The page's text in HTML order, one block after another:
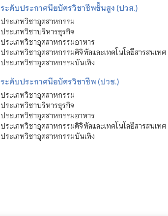
ระดับประกาศนียบัตรวิชาชีพชั้นสูง (ปวส.)
ประเภทวิชาอุตสาหกรรม
ประเภทวิชาบริหารธุรกิจ
ประเภทวิชาอุตสาหกรรมอาหาร
ประเภทวิชาอุตสาหกรรมดิจิทัลและเทคโนโลยีสารสนเทศ
ประเภทวิชาอุตสาหกรรมบันเทิง
ระดับประกาศนียบัตรวิชาชีพ (ปวช.)
ประเภทวิชาอุตสาหกรรม
ประเภทวิชาบริหารธุรกิจ
ประเภทวิชาอุตสาหกรรมอาหาร
ประเภทวิชาอุตสาหกรรมดิจิทัลและเทคโนโลยีสารสนเทศ
ประเภทวิชาอุตสาหกรรมบันเทิง